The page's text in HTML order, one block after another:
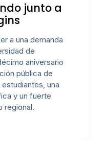
junto a
a una demanda
de
aniversario
pública de
una
y un fuerte
regional.